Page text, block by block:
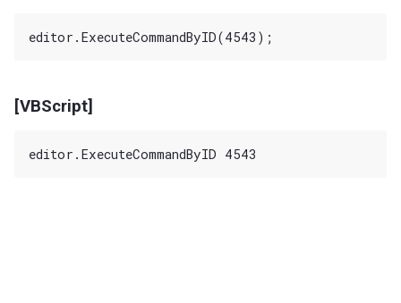
[VBScript]